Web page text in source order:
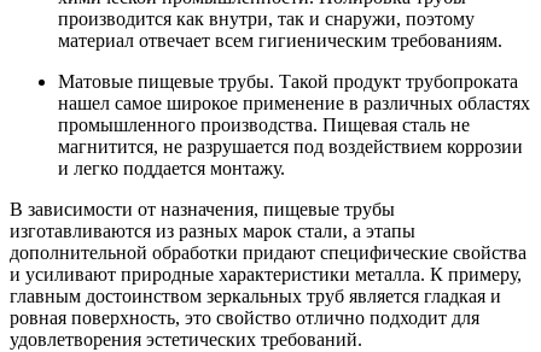
производится как внутри, так и снаружи, поэтому
материал отвечает всем гигиеническим требованиям.
Матовые пищевые трубы. Такой продукт трубопроката
нашел самое широкое применение в различных областях
промышленного производства. Пищевая сталь не
магнитится, не разрушается под воздействием коррозии
и легко поддается монтажу.
В зависимости от назначения, пищевые трубы
изготавливаются из разных марок стали, а этапы
дополнительной обработки придают специфические свойства
и усиливают природные характеристики металла. К примеру,
главным достоинством зеркальных труб является гладкая и
ровная поверхность, это свойство отлично подходит для
удовлетворения эстетических требований.